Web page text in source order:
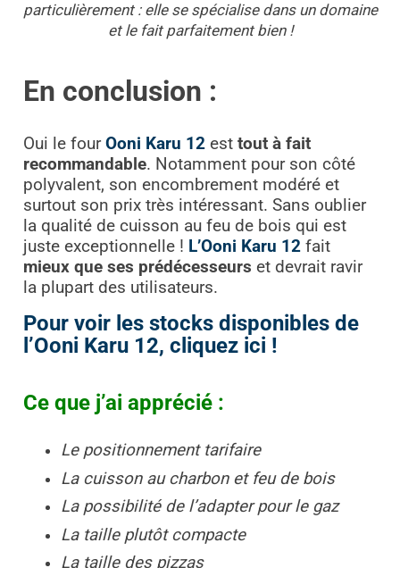
particulièrement : elle se spécialise dans un domaine
et le fait parfaitement bien !
En conclusion :
Oui le fourOoni Karu 12est tout à fait
recommandable. Notamment pour son côté
polyvalent, son encombrement modéré et
surtout son prix très intéressant. Sans oublier
la qualité de cuisson au feu de bois qui est
juste exceptionnelle ! L’Ooni Karu 12fait
mieux que ses prédécesseurs et devrait ravir
la plupart des utilisateurs.
Pour voir les stocks disponibles de
l’Ooni Karu 12, cliquez ici !
Ce que j’ai apprécié :
Le positionnement tarifaire
La cuisson au charbon et feu de bois
La possibilité de l’adapter pour le gaz
La taille plutôt compacte
La taille des pizzas